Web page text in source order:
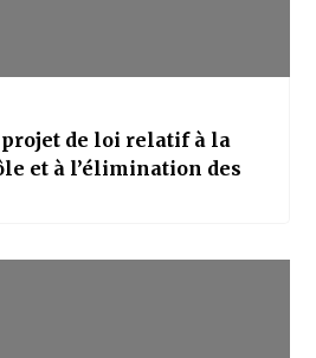
projet de loi relatif à la
et à l’élimination des